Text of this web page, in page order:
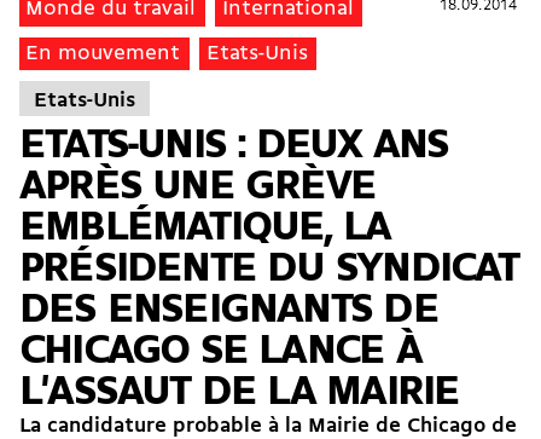
18.09.2014
Monde du travail International
En mouvement Etats-Unis
18.09.2014
Etats-Unis
ETATS-UNIS : DEUX ANS
APRÈS UNE GRÈVE
EMBLÉMATIQUE, LA
PRÉSIDENTE DU SYNDICAT
DES ENSEIGNANTS DE
CHICAGO SE LANCE À
L'ASSAUT DE LA MAIRIE
La candidature probable à la Mairie de Chicago de